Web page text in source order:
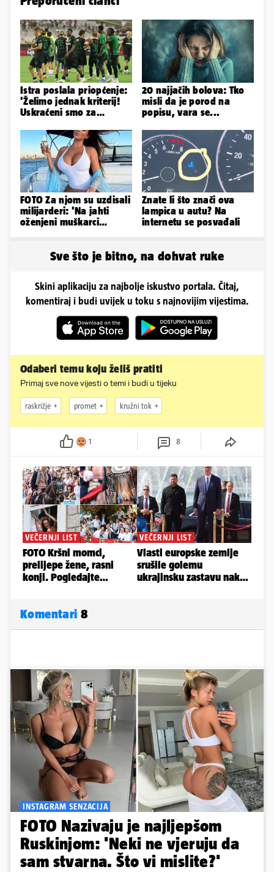
Istra poslala priopćenje:
'Želimo jednak kriterij!
Uskraćeni smo za
Poljudu'
20 najjačih bolova: Tko
misli da je porod na
popisu, vara se...
FOTO Za njom su uzdisali
milijarderi: 'Na jahti
oženjeni muškarci
Znate li što znači ova
lampica u autu? Na
internetu se posvađali
Sve što je bitno, na dohvat ruke
Skini aplikaciju za najbolje iskustvo portala. Čitaj,
komentiraj i budi uvijek u toku s najnovijim vijestima.
Odaberi temu koju želiš pratiti
Primaj sve nove vijesti o temi i budi u tijeku
raskrižje promet kružni tok
1 8
Komentari 8
INSTAGRAM SENZACIJA
FOTO Nazivaju je najljepšom
Ruskinjom: 'Neki ne vjeruju da
sam stvarna. Što vi mislite?'